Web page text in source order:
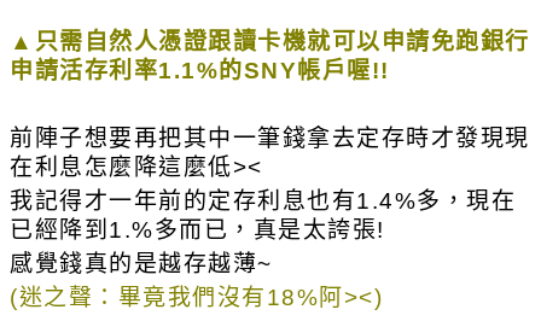
▲只需自然人憑證跟讀卡機就可以申請免跑銀行
申請活存利率1.1%的SNY帳戶喔!!
前陣子想要再把其中一筆錢拿去定存時才發現現
在利息怎麼降這麼低><
我記得才一年前的定存利息也有1.4%多，現在
已經降到1.%多而已，真是太誇張!
感覺錢真的是越存越薄~
(迷之聲：畢竟我們沒有18%阿><)